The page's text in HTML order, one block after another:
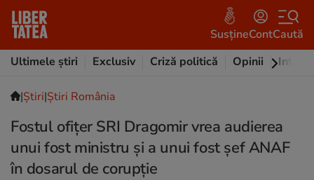
SusțineContCaută
Ultimele știri
Exclusiv Criză politică Opinii
|Ştiri|Știri România
Fostul ofițer SRI Dragomir vrea audierea
unui fost ministru și a unui fost șef ANAF
în dosarul de corupție